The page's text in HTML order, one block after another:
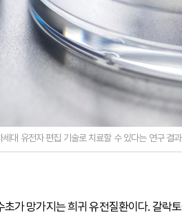
대 유전자 편집 기술로 치료할 수 있다는 연구 결
가 망가지는 희귀 유전질환이다. 갈락